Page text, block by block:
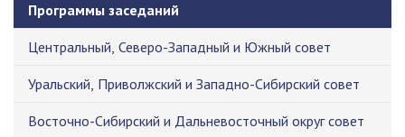
Программы заседаний
Центральный, Северо-Западный и Южный совет
Уральский, Приволжский и Западно-Сибирский совет
Восточно-Сибирский и Дальневосточный округ совет